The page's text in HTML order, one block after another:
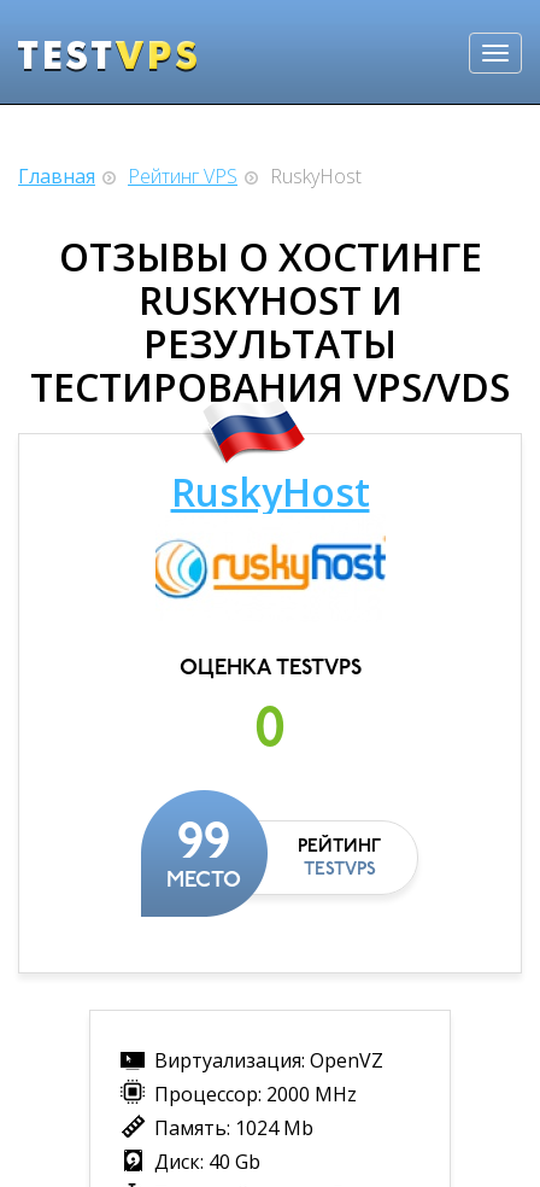
Главная Рейтинг VPS RuskyHost
ОТЗЫВЫ О ХОСТИНГЕ
RUSKYHOST И
РЕЗУЛЬТАТЫ
ТЕСТИРОВАНИЯ VPS/VDS
RuskyHost
ОЦЕНКА TESTVPS
0
99
МЕСТО
РЕЙТИНГ
TESTVPS
Виртуализация: OpenVZ
Процессор: 2000 MHz
Память: 1024 Mb
Диск: 40 Gb